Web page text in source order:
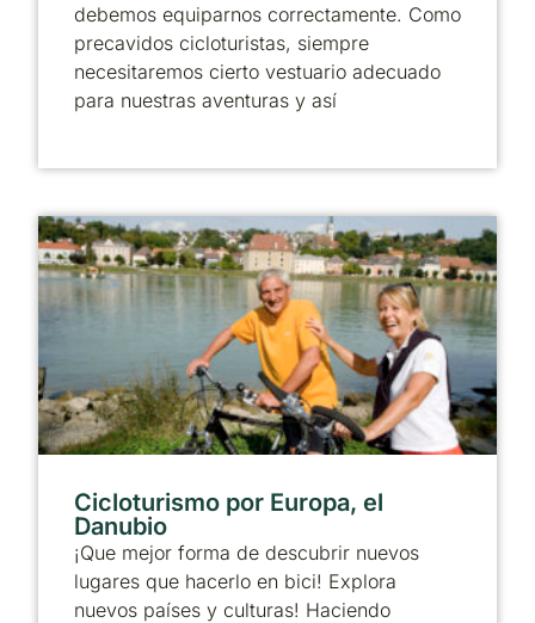
debemos equiparnos correctamente. Como
precavidos cicloturistas, siempre
necesitaremos cierto vestuario adecuado
para nuestras aventuras y así
Cicloturismo por Europa, el
Danubio
¡Que mejor forma de descubrir nuevos
lugares que hacerlo en bici! Explora
nuevos países y culturas! Haciendo